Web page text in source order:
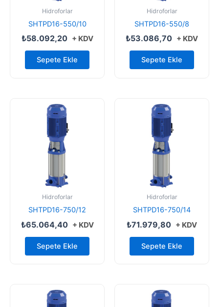
Hidroforlar
SHTPD16-550/10
₺58.092,20 + KDV
Sepete Ekle
Hidroforlar
SHTPD16-550/8
₺53.086,70 + KDV
Sepete Ekle
Hidroforlar
SHTPD16-750/12
₺65.064,40 + KDV
Sepete Ekle
Hidroforlar
SHTPD16-750/14
₺71.979,80 + KDV
Sepete Ekle